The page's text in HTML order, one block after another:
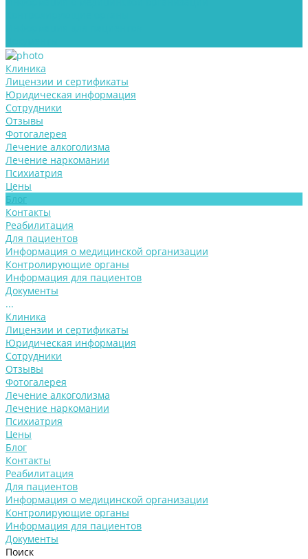
Клиника
Лицензии и сертификаты
Юридическая информация
Сотрудники
Отзывы
Фотогалерея
Лечение алкоголизма
Лечение наркомании
Психиатрия
Цены
Блог
Контакты
Реабилитация
Для пациентов
Информация о медицинской организации
Контролирующие органы
Информация для пациентов
Документы
...
Клиника
Лицензии и сертификаты
Юридическая информация
Сотрудники
Отзывы
Фотогалерея
Лечение алкоголизма
Лечение наркомании
Психиатрия
Цены
Блог
Контакты
Реабилитация
Для пациентов
Информация о медицинской организации
Контролирующие органы
Информация для пациентов
Документы
Поиск